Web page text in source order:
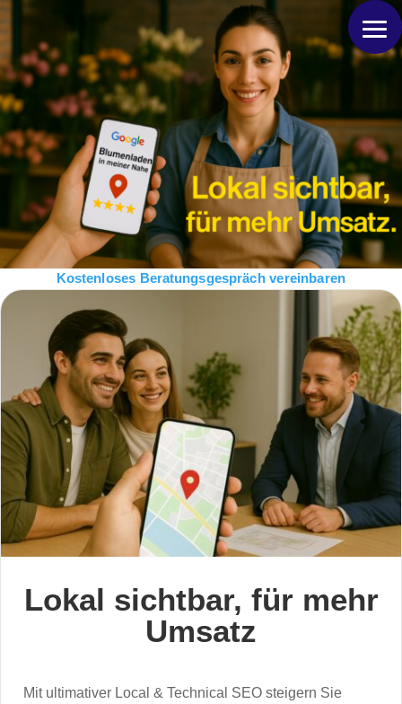
Kostenloses Beratungsgespräch vereinbaren
Lokal sichtbar, für mehr
Umsatz
Mit ultimativer Local & Technical SEO steigern Sie